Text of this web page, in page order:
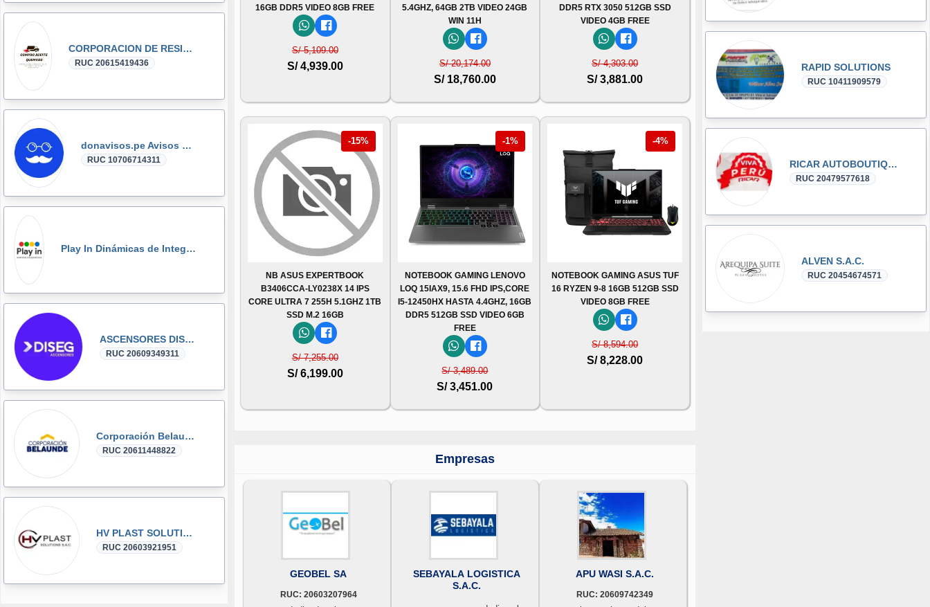
CORPORACION DE RESIDUOS SEGOVIA.PERU SAC
RUC 20615419436
donavisos.pe Avisos Clasificados
RUC 10706714311
Play In Dinámicas de Integración, Gymkanas, Eventos Corporativos
ASCENSORES DISEG
RUC 20609349311
Corporación Belaunde
RUC 20611448822
HV PLAST SOLUTIONS
RUC 20603921951
16GB DDR5 VIDEO 8GB FREE
S/ 5,109.00
S/ 4,939.00
5.4GHZ, 64GB 2TB VIDEO 24GB
WIN 11H
S/ 20,174.00
S/ 18,760.00
DDR5 RTX 3050 512GB SSD
VIDEO 4GB FREE
S/ 4,303.00
S/ 3,881.00
-15%
NB ASUS EXPERTBOOK
B3406CCA-LY0238X 14 IPS
CORE ULTRA 7 255H 5.1GHZ 1TB
SSD M.2 16GB
S/ 7,255.00
S/ 6,199.00
-1%
NOTEBOOK GAMING LENOVO
LOQ 15IAX9, 15.6 FHD IPS,CORE
I5-12450HX HASTA 4.4GHZ, 16GB
DDR5 512GB SSD VIDEO 6GB
FREE
S/ 3,489.00
S/ 3,451.00
-4%
NOTEBOOK GAMING ASUS TUF
16 RYZEN 9-8 16GB 512GB SSD
VIDEO 8GB FREE
S/ 8,594.00
S/ 8,228.00
Empresas
GEOBEL SA
RUC: 20603207964
SEBAYALA LOGISTICA
S.A.C.
APU WASI S.A.C.
RUC: 20609742349
RAPID SOLUTIONS
RUC 10411909579
RICAR AUTOBOUTIQUE SAC
RUC 20479577618
ALVEN S.A.C.
RUC 20454674571